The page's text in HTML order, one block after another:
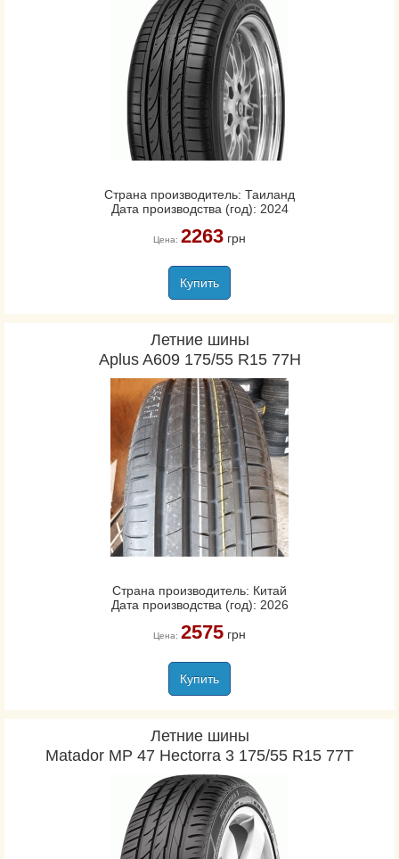
Страна производитель: Таиланд
Дата производства (год): 2024
Цена: 2263грн
Купить
Летние шины
Aplus A609 175/55 R15 77H
Страна производитель: Китай
Дата производства (год): 2026
Цена: 2575грн
Купить
Летние шины
Matador MP 47 Hectorra 3 175/55 R15 77T